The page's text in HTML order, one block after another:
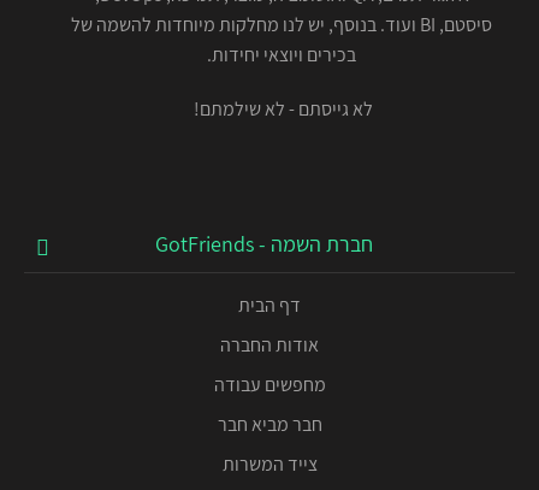
סיסטם, BI ועוד. בנוסף, יש לנו מחלקות מיוחדות להשמה של
בכירים ויוצאי יחידות.
לא גייסתם - לא שילמתם!
חברת השמה - GotFriends
דף הבית
אודות החברה
מחפשים עבודה
חבר מביא חבר
צייד המשרות